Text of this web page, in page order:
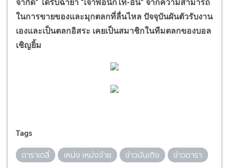
จำกัด" ได้รับฉายา "เจ้าพ่อนักไท-อิน" จากความสามารถ
ในการขายของและมุกตลกที่ลื่นไหล ปัจจุบันผันตัวรับงาน
เองและเป็นตลกอิสระ เคยเป็นสมาชิกในทีมตลกของบอล
เชิญยิ้ม
Tags
ดาราเดลี่ เหน่ง เหม่งจ๋าย ข่าวบันเทิง ข่าวดารา